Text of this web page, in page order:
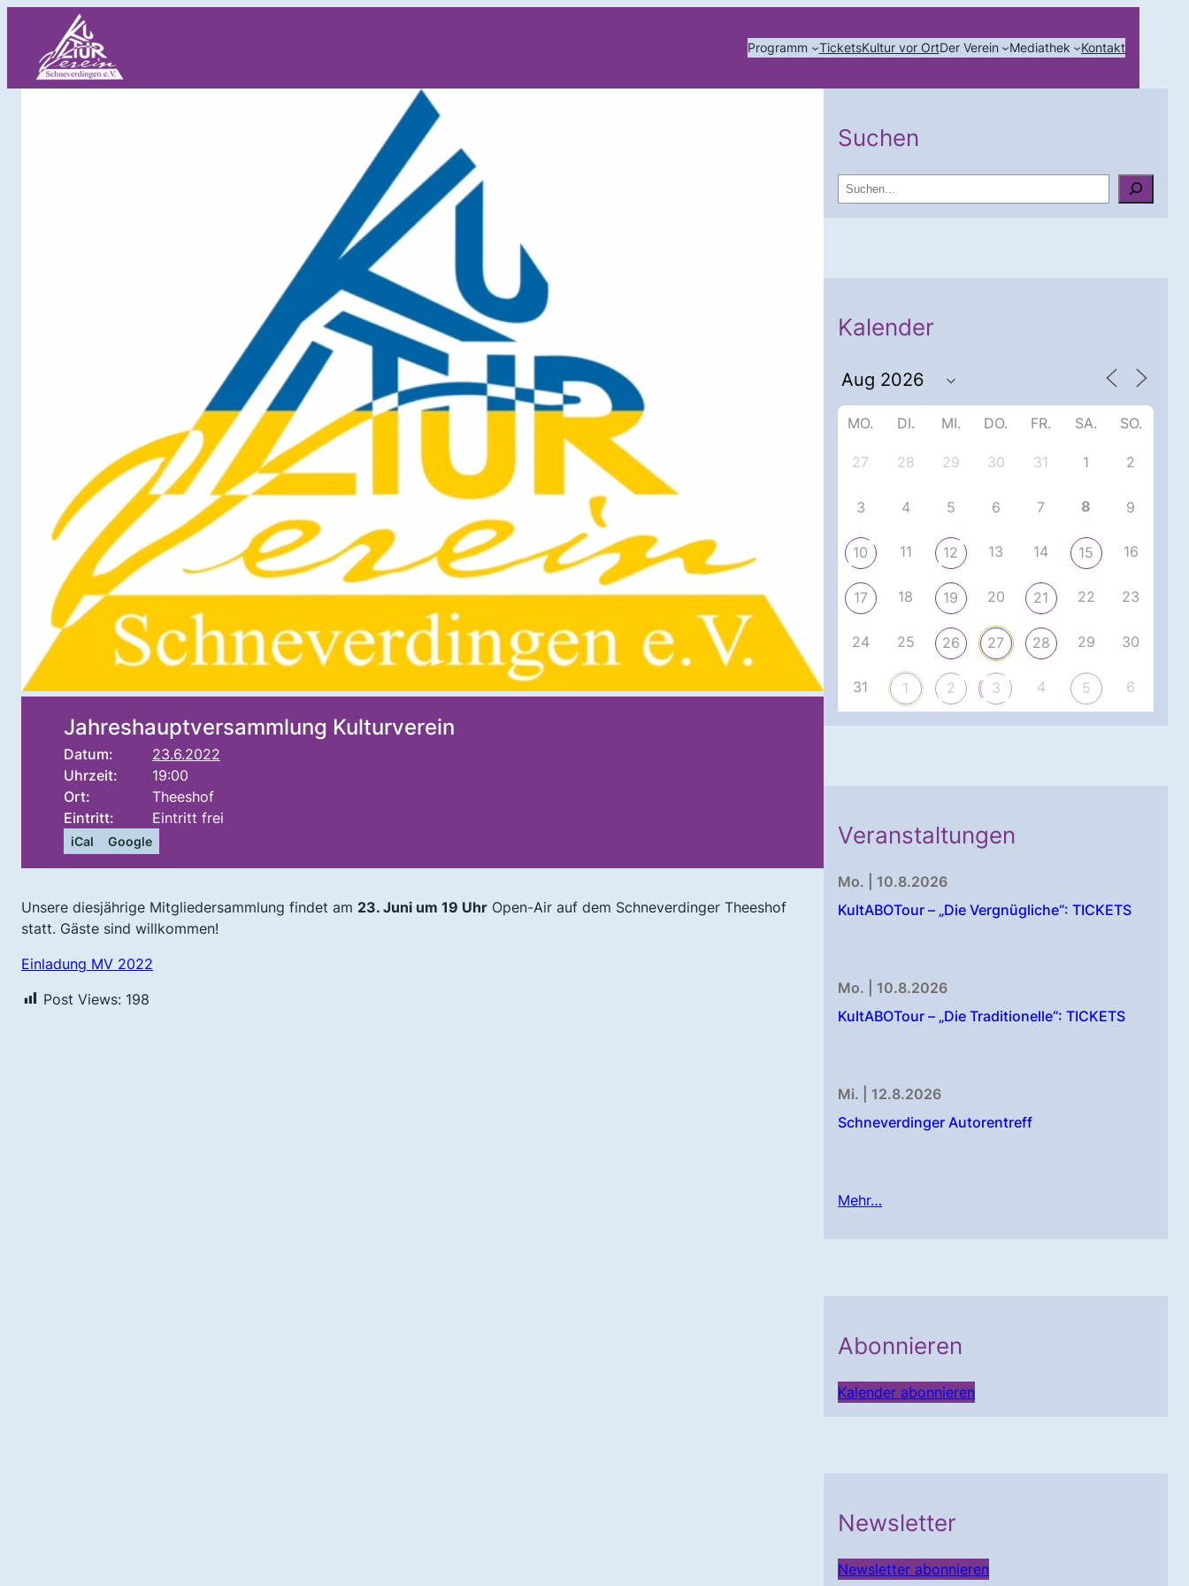
Programm TicketsKultur vor OrtDer Verein Mediathek Kontakt
Jahreshauptversammlung Kulturverein
Datum:
23.6.2022
Uhrzeit:
19:00
Ort:
Theeshof
Eintritt:
Eintritt frei
iCal Google
Unsere diesjährige Mitgliedersammlung findet am 23. Juni um 19 Uhr Open-Air auf dem Schneverdinger Theeshof
statt. Gäste sind willkommen!
Einladung MV 2022
Post Views: 198
Suchen
u
Kalender
MO. DI. MI. DO. FR. SA. SO.
27 28 29 30 31 1 2
3 4 5 6 7 8 9
10 11 12 13 14 15 16
17 18 19 20 21 22 23
24 25 26 27 28 29 30
31 1 2 3 4 5 6
Veranstaltungen
Mo. | 10.8.2026
KultABOTour – „Die Vergnügliche“: TICKETS
Mo. | 10.8.2026
KultABOTour – „Die Traditionelle“: TICKETS
Mi. | 12.8.2026
Schneverdinger Autorentreff
Mehr…
Abonnieren
Kalender abonnieren
Newsletter
Newsletter abonnieren